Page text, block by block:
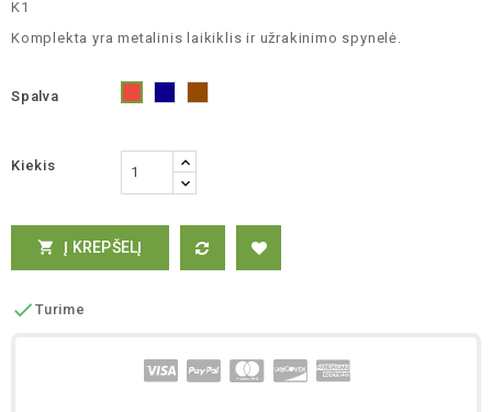
K1
Komplekta yra metalinis laikiklis ir užrakinimo spynelė.
Spalva
Kiekis
 Į KREPŠELĮ
 Turime